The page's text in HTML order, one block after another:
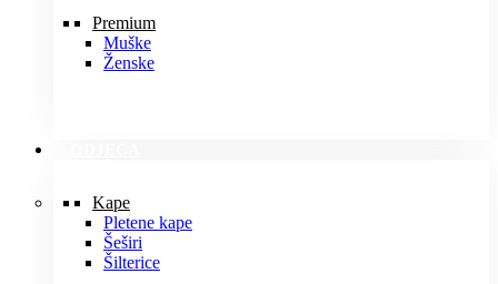
Premium
Muške
Ženske
Kape
Pletene kape
Šeširi
Šilterice